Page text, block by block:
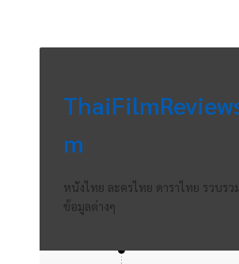
m
หนังไทย ละครไทย ดาราไทย รวบร
ข้อมูลต่างๆ